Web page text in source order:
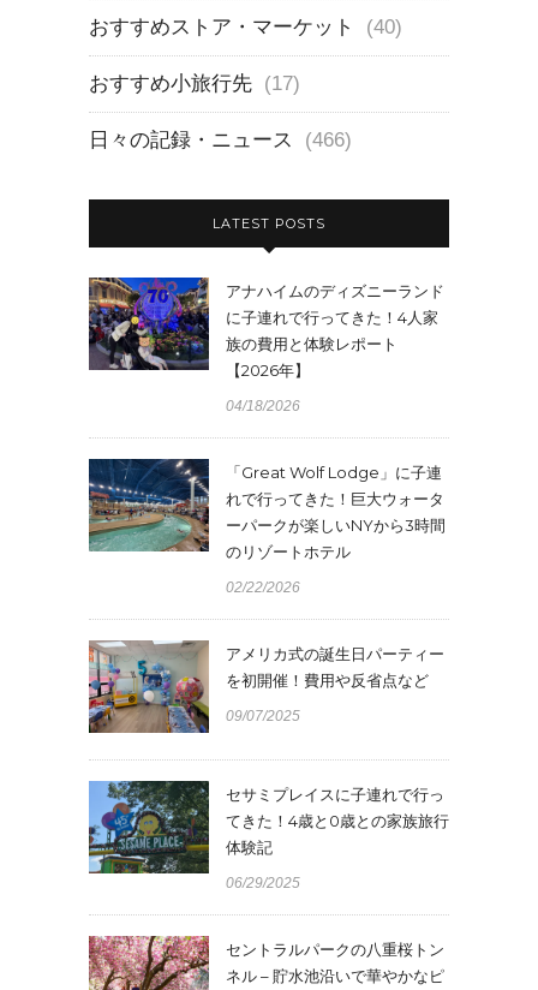
おすすめストア・マーケット (40)
おすすめ小旅行先 (17)
日々の記録・ニュース (466)
LATEST POSTS
アナハイムのディズニーランド
に子連れで行ってきた！4人家
族の費用と体験レポート
【2026年】
04/18/2026
「Great Wolf Lodge」に子連
れで行ってきた！巨大ウォータ
ーパークが楽しいNYから3時間
のリゾートホテル
02/22/2026
アメリカ式の誕生日パーティー
を初開催！費用や反省点など
09/07/2025
セサミプレイスに子連れで行っ
てきた！4歳と0歳との家族旅行
体験記
06/29/2025
セントラルパークの八重桜トン
ネル – 貯水池沿いで華やかなピ